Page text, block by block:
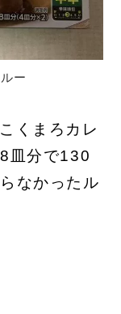
ー
くまろカレ
皿分で130
なかったル